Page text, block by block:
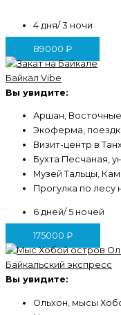
4 дня/ 3 ночи
89000 ₽
Байкал Vibe
Вы увидите:
Аршан,
Экоферма,
Визит-центр в
Бухта Песчаная,
Музей Тальцы,
Прогулка по лесу
6 дней/ 5 ночей
175000 ₽
Байкальский экспресс
Вы увидите:
Ольхон, мысы